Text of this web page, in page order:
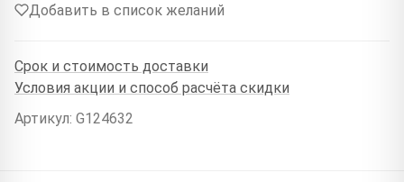
Добавить в список желаний
Срок и стоимость доставки
Условия акции и способ расчёта скидки
Артикул: G124632